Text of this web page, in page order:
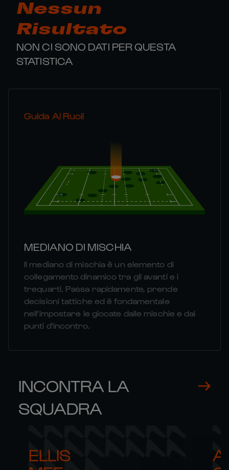
Nessun
Risultato
NON CI SONO DATI PER QUESTA
STATISTICA
Guida Ai Ruoli
MEDIANO DI MISCHIA
Il mediano di mischia è un elemento di
collegamento dinamico tra gli avanti e i
trequarti. Passa rapidamente, prende
decisioni tattiche ed è fondamentale
nell'impostare le giocate dalle mischie e dai
punti d'incontro.
INCONTRA LA
SQUADRA
ELLIS